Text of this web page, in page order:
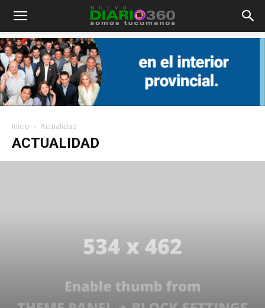
Diario
360
Inicio Actualidad
ACTUALIDAD